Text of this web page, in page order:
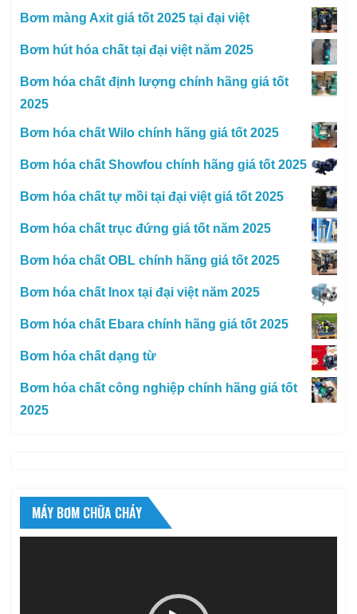
Bơm màng Axit giá tốt 2025 tại đại việt
Bơm hút hóa chất tại đại việt năm 2025
Bơm hóa chất định lượng chính hãng giá tốt
2025
Bơm hóa chất Wilo chính hãng giá tốt 2025
Bơm hóa chất Showfou chính hãng giá tốt 2025
Bơm hóa chất tự mồi tại đại việt giá tốt 2025
Bơm hóa chất trục đứng giá tốt năm 2025
Bơm hóa chất OBL chính hãng giá tốt 2025
Bơm hóa chất Inox tại đại việt năm 2025
Bơm hóa chất Ebara chính hãng giá tốt 2025
Bơm hóa chất dạng từ
Bơm hóa chất công nghiệp chính hãng giá tốt
2025
MÁY BƠM CHỮA CHÁY